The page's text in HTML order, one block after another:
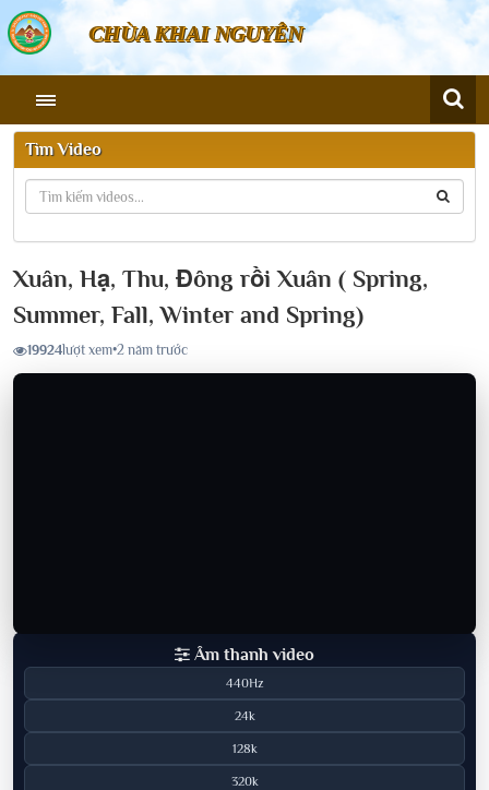
CHÙA KHAI NGUYÊN
Tìm Video
Xuân, Hạ, Thu, Đông rồi Xuân ( Spring,
Summer, Fall, Winter and Spring)
19924lượt xem•2 năm trước
Âm thanh video
440Hz
24k
128k
320k